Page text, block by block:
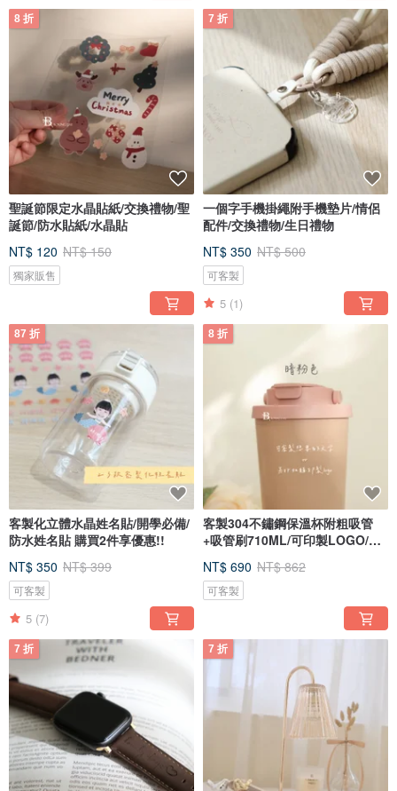
8 折
聖誕節限定水晶貼紙/交換禮物/聖
誕節/防水貼紙/水晶貼
NT$ 120 NT$ 150
獨家販售
7 折
一個字手機掛繩附手機墊片/情侶
配件/交換禮物/生日禮物
NT$ 350 NT$ 500
可客製
5 (1)
87 折
客製化立體水晶姓名貼/開學必備/
防水姓名貼 購買2件享優惠!!
NT$ 350 NT$ 399
可客製
5 (7)
8 折
客製304不鏽鋼保溫杯附粗吸管
+吸管刷710ML/可印製LOGO/客
NT$ 690 NT$ 862
可客製
7 折 7 折